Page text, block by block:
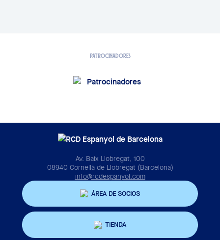
PATROCINADORES
Av. Baix Llobregat, 100
08940 Cornellà de Llobregat (Barcelona)
info@rcdespanyol.com
ÁREA DE SOCIOS
TIENDA